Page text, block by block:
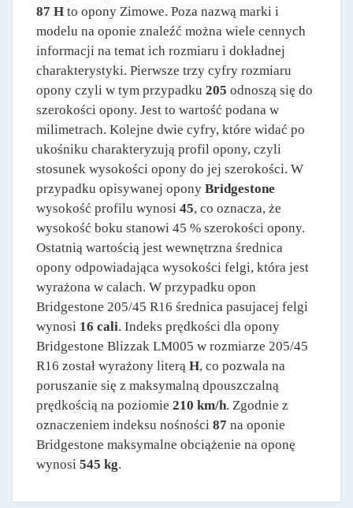
87 H to opony Zimowe. Poza nazwą marki i
modelu na oponie znaleźć można wiele cennych
informacji na temat ich rozmiaru i dokładnej
charakterystyki. Pierwsze trzy cyfry rozmiaru
opony czyli w tym przypadku 205 odnoszą się do
szerokości opony. Jest to wartość podana w
milimetrach. Kolejne dwie cyfry, które widać po
ukośniku charakteryzują profil opony, czyli
stosunek wysokości opony do jej szerokości. W
przypadku opisywanej opony Bridgestone
wysokość profilu wynosi 45, co oznacza, że
wysokość boku stanowi 45 % szerokości opony.
Ostatnią wartością jest wewnętrzna średnica
opony odpowiadająca wysokości felgi, która jest
wyrażona w calach. W przypadku opon
Bridgestone 205/45 R16 średnica pasujacej felgi
wynosi 16 cali. Indeks prędkości dla opony
Bridgestone Blizzak LM005 w rozmiarze 205/45
R16 został wyrażony literą H, co pozwala na
poruszanie się z maksymalną dpouszczalną
prędkością na poziomie 210 km/h. Zgodnie z
oznaczeniem indeksu nośności 87 na oponie
Bridgestone maksymalne obciążenie na oponę
wynosi 545 kg.